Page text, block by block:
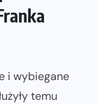
i wybiegane
temu